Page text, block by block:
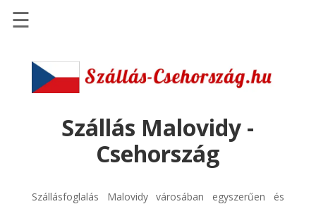
Szállások
Szállásinfo.eu
pénzvisszatérítéssel
☰
Szállás Malovidy -
Csehország
Szállásfoglalás Malovidy városában egyszerűen és